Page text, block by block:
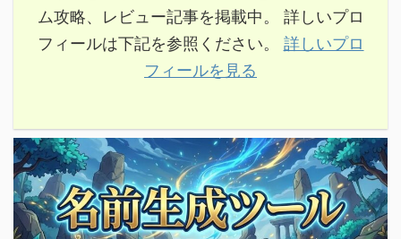
ム攻略、レビュー記事を掲載中。 詳しいプロ
フィールは下記を参照ください。 詳しいプロ
フィールを見る